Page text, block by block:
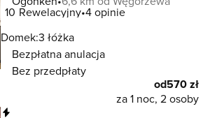
10 Rewelacyjny 4 opinie
Domek:3 łóżka
Bezpłatna anulacja
Bez przedpłaty
od570 zł
za 1 noc, 2 osoby